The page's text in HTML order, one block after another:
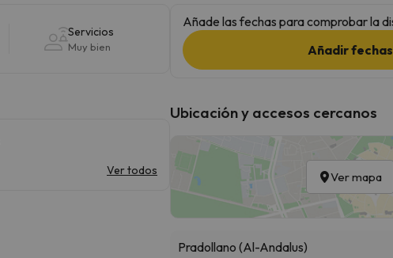
Servicios
Muy bien
Ver todos
Añade las fechas para comprobar la
Añadir fechas
Ubicación y accesos cercanos
Ver mapa
Pradollano (Al-Andalus)